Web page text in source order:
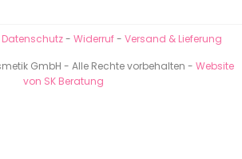
Datenschutz- Widerruf- Versand & Lieferung
GmbH - Alle Rechte vorbehalten - Website
von SK Beratung